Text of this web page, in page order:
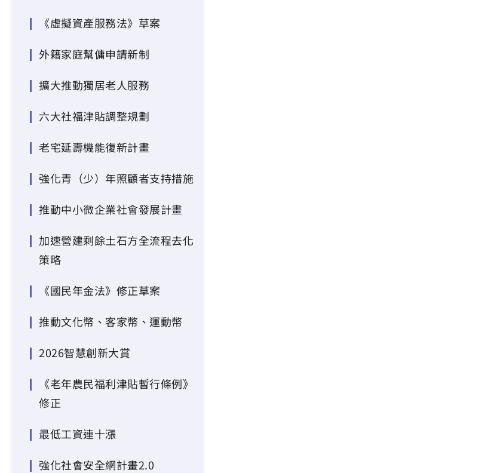
《虛擬資產服務法》草案
外籍家庭幫傭申請新制
擴大推動獨居老人服務
六大社福津貼調整規劃
老宅延壽機能復新計畫
強化青（少）年照顧者支持措施
推動中小微企業社會發展計畫
加速營建剩餘土石方全流程去化
策略
《國民年金法》修正草案
推動文化幣、客家幣、運動幣
2026智慧創新大賞
《老年農民福利津貼暫行條例》
修正
最低工資連十漲
強化社會安全網計畫2.0